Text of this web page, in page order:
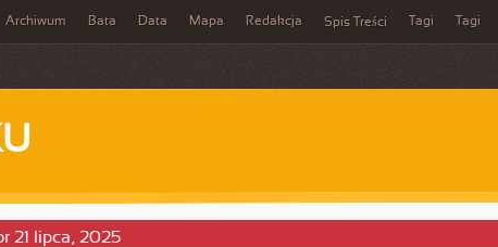
Archiwum Bata Data Mapa Redakcja Spis Treści Tagi Tagi
21 lipca, 2025